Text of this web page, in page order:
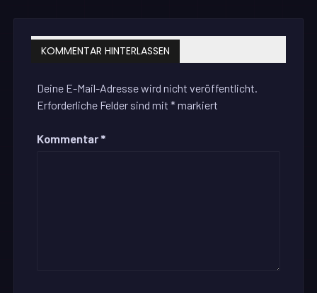
KOMMENTAR HINTERLASSEN
Deine E-Mail-Adresse wird nicht veröffentlicht.
Erforderliche Felder sind mit*markiert
Kommentar *